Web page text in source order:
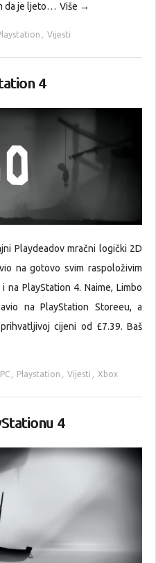
da je ljeto… Više →
, Vijesti
4
Playdeadov mračni logički 2D
na gotovo svim raspoloživim
na PlayStation 4. Naime, Limbo
na PlayStation Storeeu, a
cijeni od £7.39. Baš
PC , Playstation , Vijesti , Xbox
4